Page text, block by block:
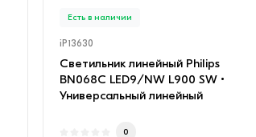
Есть в наличии
iP13630
Светильник линейный Philips
BN068C LED9/NW L900 SW •
Универсальный линейный
0